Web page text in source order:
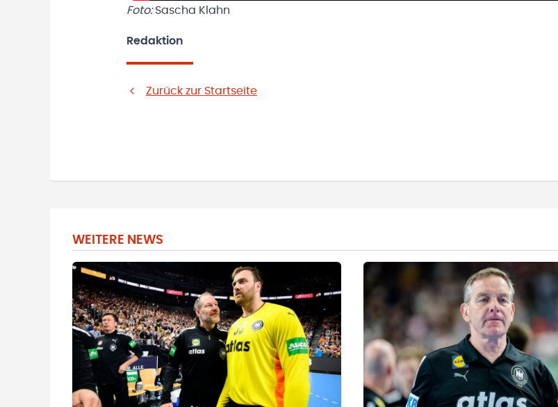
Foto:Sascha Klahn
Redaktion
Zurück zur Startseite
WEITERE NEWS